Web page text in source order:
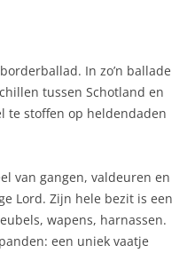
In zo’n ballade
tussen Schotland en
te stoffen op heldendaden
van gangen, valdeuren en
Lord. Zijn hele bezit is een
wapens, harnassen.
een uniek vaatje